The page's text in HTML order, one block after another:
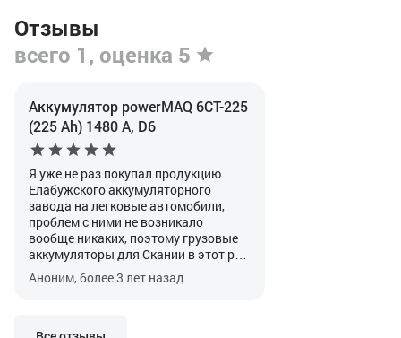
Отзывы
всего 1, оценка 5
Аккумулятор powerMAQ 6СТ-225
(225 Ah) 1480 А, D6
Я уже не раз покупал продукцию
Елабужского аккумуляторного
завода на легковые автомобили,
проблем с ними не возникало
вообще никаких, поэтому грузовые
аккумуляторы для Скании в этот раз
тоже решили поставить от этого
производителя. Более мощных
Аноним, более 3 лет назад